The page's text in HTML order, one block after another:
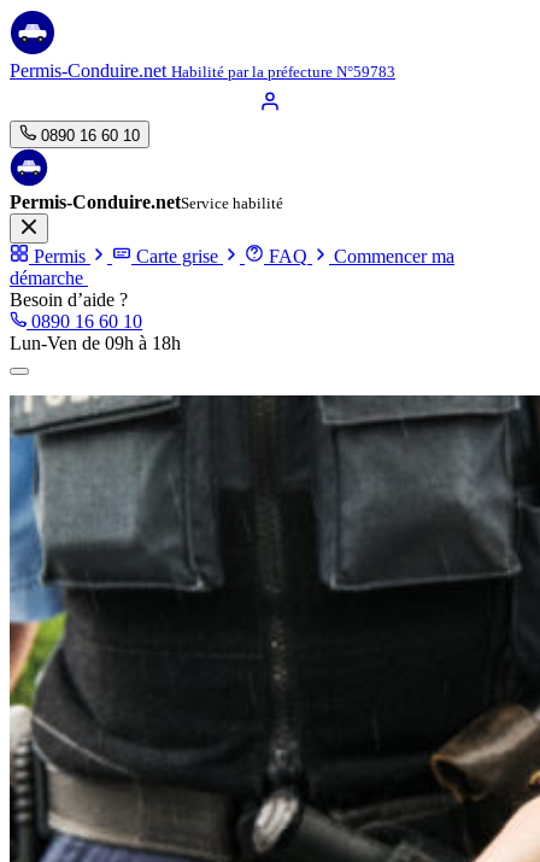
Aller
au
contenu
Permis-Conduire.net Habilité par la préfecture N°59783
0890 16 60 10
Permis-Conduire.netService habilité
Permis Carte grise FAQ
Commencer ma
démarche
Besoin d’aide ?
0890 16 60 10
Lun-Ven de 09h à 18h